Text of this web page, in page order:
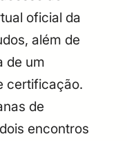
oficial da
além de
de um
certificação.
de
encontros